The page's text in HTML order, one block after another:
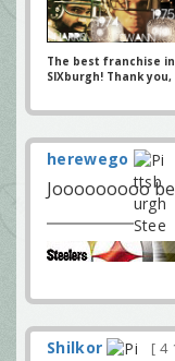
The best franchise
SIXburgh! Thank
herewego
Jooooooooo
Shilkor 4